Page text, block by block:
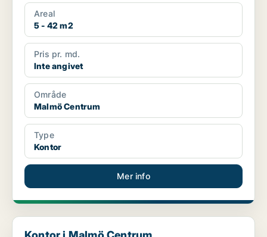
Areal
5 - 42 m2
Pris pr. md.
Inte angivet
Område
Malmö Centrum
Type
Kontor
Mer info
Kontor i Malmö Centrum